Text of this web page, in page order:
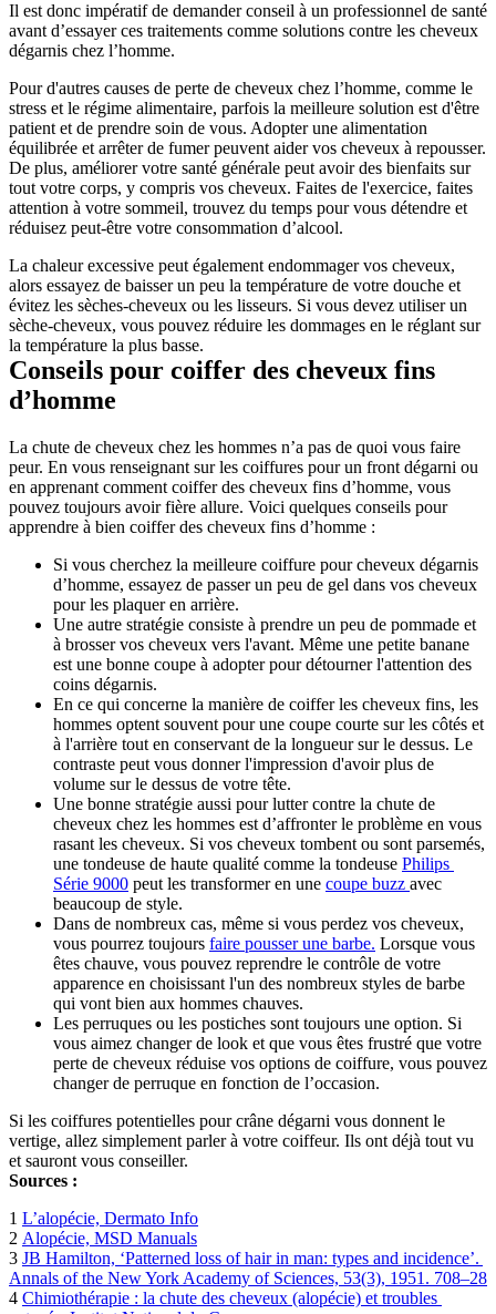
Il est donc impératif de demander conseil à un professionnel de santé
avant d’essayer ces traitements comme solutions contre les cheveux
dégarnis chez l’homme.
Pour d'autres causes de perte de cheveux chez l’homme, comme le
stress et le régime alimentaire, parfois la meilleure solution est d'être
patient et de prendre soin de vous. Adopter une alimentation
équilibrée et arrêter de fumer peuvent aider vos cheveux à repousser.
De plus, améliorer votre santé générale peut avoir des bienfaits sur
tout votre corps, y compris vos cheveux. Faites de l'exercice, faites
attention à votre sommeil, trouvez du temps pour vous détendre et
réduisez peut-être votre consommation d’alcool.
La chaleur excessive peut également endommager vos cheveux,
alors essayez de baisser un peu la température de votre douche et
évitez les sèches-cheveux ou les lisseurs. Si vous devez utiliser un
sèche-cheveux, vous pouvez réduire les dommages en le réglant sur
la température la plus basse.
Conseils pour coiffer des cheveux fins
d’homme
La chute de cheveux chez les hommes n’a pas de quoi vous faire
peur. En vous renseignant sur les coiffures pour un front dégarni ou
en apprenant comment coiffer des cheveux fins d’homme, vous
pouvez toujours avoir fière allure. Voici quelques conseils pour
apprendre à bien coiffer des cheveux fins d’homme :
Si vous cherchez la meilleure coiffure pour cheveux dégarnis
d’homme, essayez de passer un peu de gel dans vos cheveux
pour les plaquer en arrière.
Une autre stratégie consiste à prendre un peu de pommade et
à brosser vos cheveux vers l'avant. Même une petite banane
est une bonne coupe à adopter pour détourner l'attention des
coins dégarnis.
En ce qui concerne la manière de coiffer les cheveux fins, les
hommes optent souvent pour une coupe courte sur les côtés et
à l'arrière tout en conservant de la longueur sur le dessus. Le
contraste peut vous donner l'impression d'avoir plus de
volume sur le dessus de votre tête.
Une bonne stratégie aussi pour lutter contre la chute de
cheveux chez les hommes est d’affronter le problème en vous
rasant les cheveux. Si vos cheveux tombent ou sont parsemés,
une tondeuse de haute qualité comme la tondeuse Philips
Série 9000 peut les transformer en une coupe buzz avec
beaucoup de style.
Dans de nombreux cas, même si vous perdez vos cheveux,
vous pourrez toujours faire pousser une barbe. Lorsque vous
êtes chauve, vous pouvez reprendre le contrôle de votre
apparence en choisissant l'un des nombreux styles de barbe
qui vont bien aux hommes chauves.
Les perruques ou les postiches sont toujours une option. Si
vous aimez changer de look et que vous êtes frustré que votre
perte de cheveux réduise vos options de coiffure, vous pouvez
changer de perruque en fonction de l’occasion.
Si les coiffures potentielles pour crâne dégarni vous donnent le
vertige, allez simplement parler à votre coiffeur. Ils ont déjà tout vu
et sauront vous conseiller.
Sources :
1 L’alopécie, Dermato Info
2 Alopécie, MSD Manuals
3 JB Hamilton, ‘Patterned loss of hair in man: types and incidence’.
Annals of the New York Academy of Sciences, 53(3), 1951. 708–28
4 Chimiothérapie : la chute des cheveux (alopécie) et troubles